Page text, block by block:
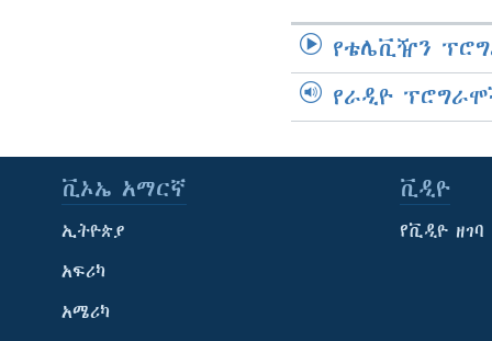
የቴሌቪዥን
የራዲዮ
ቪኦኤ አማርኛ
ኢትዮጵያ
አፍሪካ
አሜሪካ
ቪዲዮ
የቪዲዮ ዘገባ